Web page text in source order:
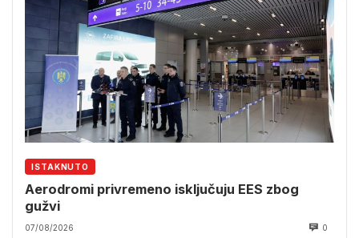
ISTAKNUTO
Aerodromi privremeno isključuju EES zbog
gužvi
07/08/2026 0